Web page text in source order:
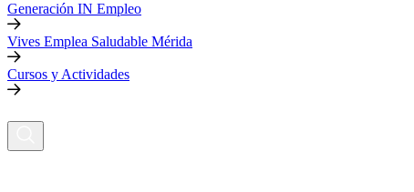
Generación IN Empleo
Vives Emplea Saludable Mérida
Cursos y Actividades